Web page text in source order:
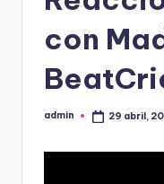
con
Publicado
admin 29 abril,